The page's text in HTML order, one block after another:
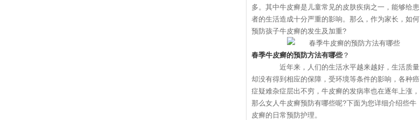
多。其中牛皮癣是儿童常见的皮肤疾病之一，能够给患
者的生活造成十分严重的影响。那么，作为家长，如何
预防孩子牛皮癣的发生及加重?
春季牛皮癣的预防方法有哪些？
近年来，人们的生活水平越来越好，生活质量
却没有得到相应的保障，受环境等条件的影响，各种癌
症疑难杂症层出不穷，牛皮癣的发病率也在逐年上涨，
那么女人牛皮癣预防有哪些呢?下面为您详细介绍些牛
皮癣的日常预防护理。